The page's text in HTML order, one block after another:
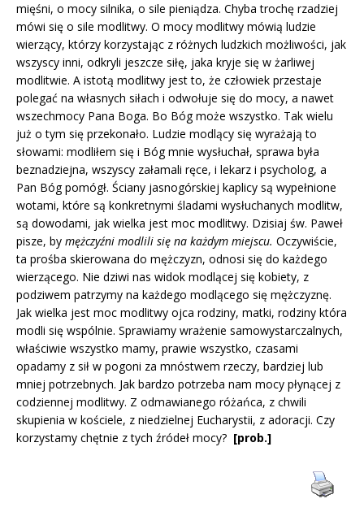
mięśni, o mocy silnika, o sile pieniądza. Chyba trochę rzadziej
mówi się o sile modlitwy. O mocy modlitwy mówią ludzie
wierzący, którzy korzystając z różnych ludzkich możliwości, jak
wszyscy inni, odkryli jeszcze siłę, jaka kryje się w żarliwej
modlitwie. A istotą modlitwy jest to, że człowiek przestaje
polegać na własnych siłach i odwołuje się do mocy, a nawet
wszechmocy Pana Boga. Bo Bóg może wszystko. Tak wielu
już o tym się przekonało. Ludzie modlący się wyrażają to
słowami: modliłem się i Bóg mnie wysłuchał, sprawa była
beznadziejna, wszyscy załamali ręce, i lekarz i psycholog, a
Pan Bóg pomógł. Ściany jasnogórskiej kaplicy są wypełnione
wotami, które są konkretnymi śladami wysłuchanych modlitw,
są dowodami, jak wielka jest moc modlitwy. Dzisiaj św. Paweł
pisze, by mężczyźni modlili się na każdym miejscu. Oczywiście,
ta prośba skierowana do mężczyzn, odnosi się do każdego
wierzącego. Nie dziwi nas widok modlącej się kobiety, z
podziwem patrzymy na każdego modlącego się mężczyznę.
Jak wielka jest moc modlitwy ojca rodziny, matki, rodziny która
modli się wspólnie. Sprawiamy wrażenie samowystarczalnych,
właściwie wszystko mamy, prawie wszystko, czasami
opadamy z sił w pogoni za mnóstwem rzeczy, bardziej lub
mniej potrzebnych. Jak bardzo potrzeba nam mocy płynącej z
codziennej modlitwy. Z odmawianego różańca, z chwili
skupienia w kościele, z niedzielnej Eucharystii, z adoracji. Czy
korzystamy chętnie z tych źródeł mocy? [prob.]